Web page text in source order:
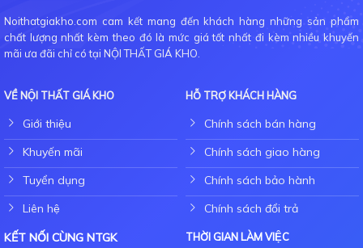
Noithatgiakho.com cam kết mang đến khách hàng những sản phẩm
chất lượng nhất kèm theo đó là mức giá tốt nhất đi kèm nhiều khuyến
mãi ưa đãi chỉ có tại NỘI THẤT GIÁ KHO.
VỀ NỘI THẤT GIÁ KHO
Giới thiệu
Khuyến mãi
Tuyển dụng
Liên hệ
HỖ TRỢ KHÁCH HÀNG
Chính sách bán hàng
Chính sách giao hàng
Chính sách bảo hành
Chính sách đổi trả
KẾT NỐI CÙNG NTGK
THỜI GIAN LÀM VIỆC